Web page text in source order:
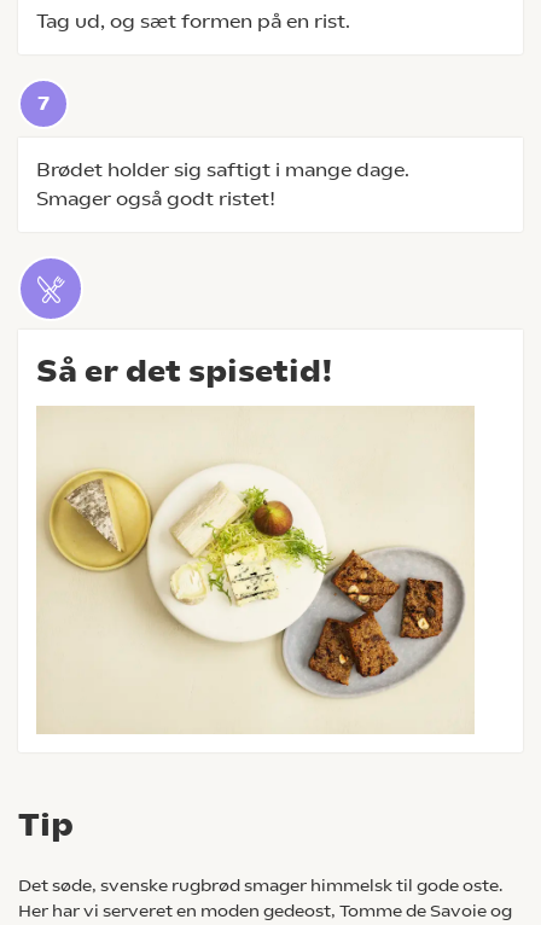
Tag ud, og sæt formen på en rist.
Brødet holder sig saftigt i mange dage.
Smager også godt ristet!
Så er det spisetid!
Tip
Det søde, svenske rugbrød smager himmelsk til gode oste.
Her har vi serveret en moden gedeost, Tomme de Savoie og